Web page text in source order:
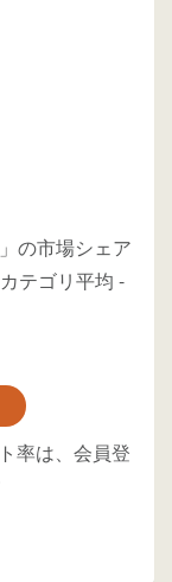
の市場シェア
テゴリ平均 -
率は、会員登